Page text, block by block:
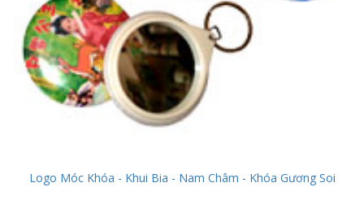
Logo Móc Khóa - Khui Bia - Nam Châm - Khóa Gương Soi